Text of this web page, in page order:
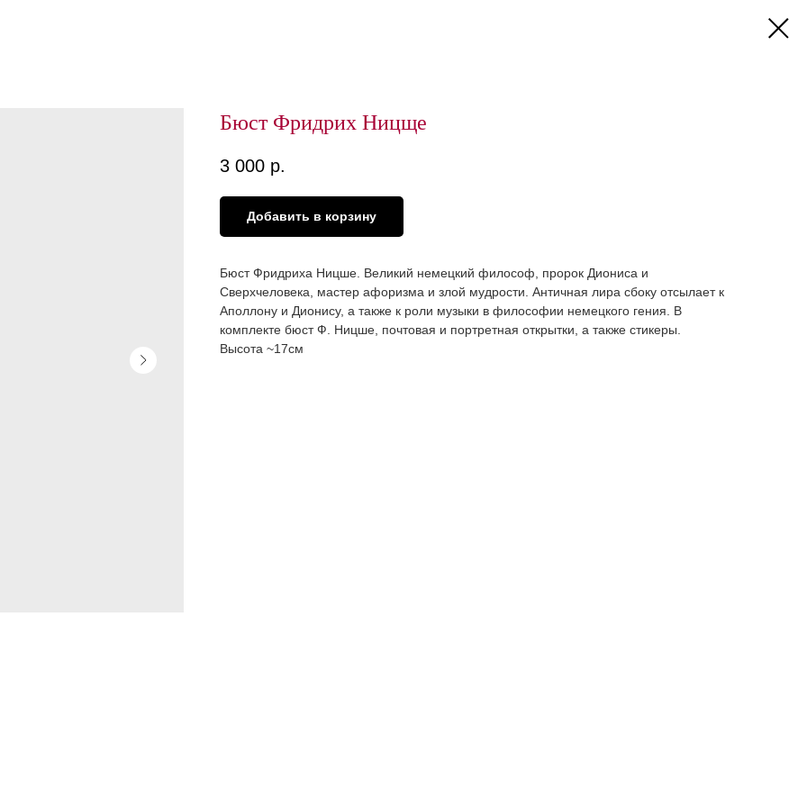
Бюст Фридрих Ницще
3 000 р.
Добавить в корзину
Бюст Фридриха Ницше. Великий немецкий философ, пророк Диониса и
Сверхчеловека, мастер афоризма и злой мудрости. Античная лира сбоку отсылает к
Аполлону и Дионису, а также к роли музыки в философии немецкого гения. В
комплекте бюст Ф. Ницше, почтовая и портретная открытки, а также стикеры.
Высота ~17см